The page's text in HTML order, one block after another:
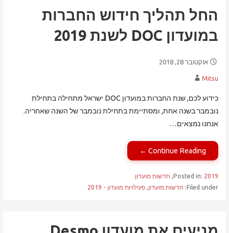
החל תהליך חידוש החברות
במועדון DOC לשנת 2019
אוקטובר 28, 2018
Mitsu
כידוע לכם, שנת החברות במועדון DOC ישראל מתחילה בתחילת
נובמבר בשנה אחת, ומסתיימת בתחילת נובמבר של השנה שאחריה.
אנחנו נמצאים…
Continue Reading ←
Posted in: 2019
, חדשות מועדון
Filed under: חדשות מועדון, פעילויות מועדון - 2019